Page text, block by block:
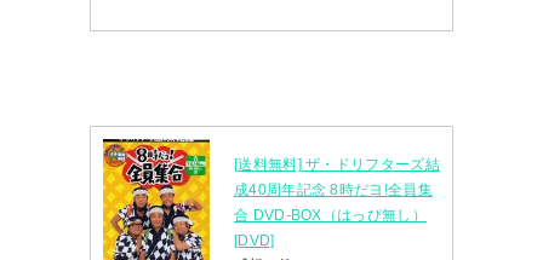
[送料無料] ザ・ドリフターズ結
成40周年記念 8時だヨ!全員集
合 DVD-BOX（はっぴ無し）
[DVD]